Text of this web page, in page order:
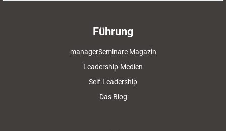
Führung
managerSeminare Magazin
Leadership-Medien
Self-Leadership
Das Blog